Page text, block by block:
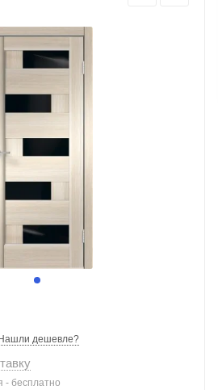
Нашли дешевле?
- бесплатно